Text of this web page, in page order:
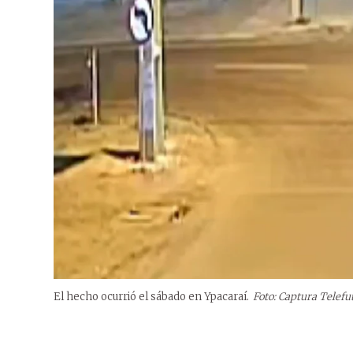
El hecho ocurrió el sábado en Ypacaraí. Foto: Captura